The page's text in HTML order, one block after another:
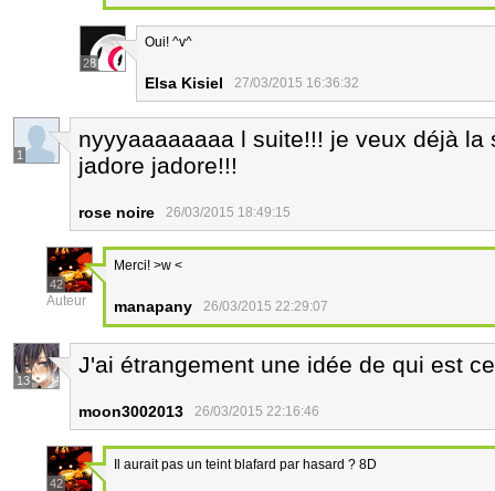
28
Oui! ^v^
Elsa Kisiel 27/03/2015 16:36:32
1
nyyyaaaaaaaa l suite!!! je veux déjà
jadore jadore!!!
rose noire 26/03/2015 18:49:15
42
Auteur
Merci! >w <
manapany 26/03/2015 22:29:07
13
J'ai étrangement une idée de qui est
moon3002013 26/03/2015 22:16:46
42
Il aurait pas un teint blafard par hasard ? 8D